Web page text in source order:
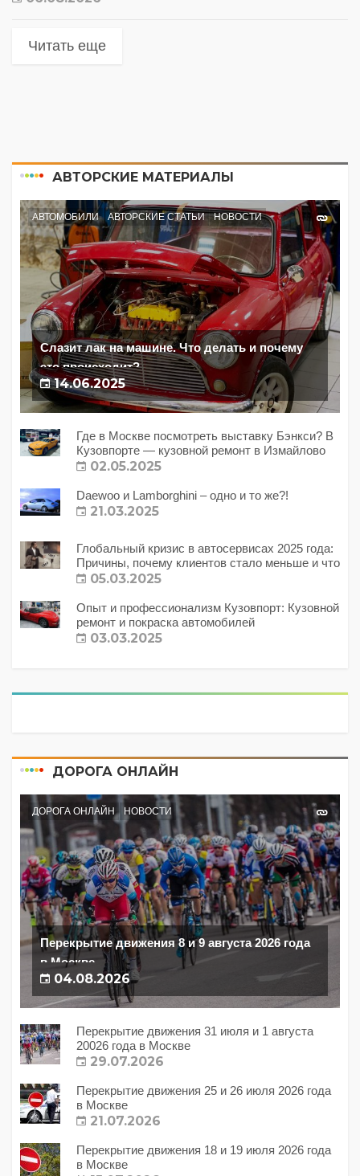
Читать еще
АВТОРСКИЕ МАТЕРИАЛЫ
АВТОМОБИЛИ АВТОРСКИЕ СТАТЬИ НОВОСТИ
Слазит лак на машине. Что делать и почему
это происходит?
14.06.2025
Где в Москве посмотреть выставку Бэнкси? В
Кузовпорте — кузовной ремонт в Измайлово
02.05.2025
Daewoo и Lamborghini – одно и то же?!
21.03.2025
Глобальный кризис в автосервисах 2025 года:
Причины, почему клиентов стало меньше и что
с этим делать?
05.03.2025
Опыт и профессионализм Кузовпорт: Кузовной
ремонт и покраска автомобилей
03.03.2025
ДОРОГА ОНЛАЙН
ДОРОГА ОНЛАЙН НОВОСТИ
Перекрытие движения 8 и 9 августа 2026 года
в Москве
04.08.2026
Перекрытие движения 31 июля и 1 августа
20026 года в Москве
29.07.2026
Перекрытие движения 25 и 26 июля 2026 года
в Москве
21.07.2026
Перекрытие движения 18 и 19 июля 2026 года
в Москве